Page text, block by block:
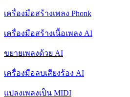
เครื่องมือสร้างเพลง Phonk
เครื่องมือสร้างเนื้อเพลง AI
ขยายเพลงด้วย AI
เครื่องมือลบเสียงร้อง AI
แปลงเพลงเป็น MIDI